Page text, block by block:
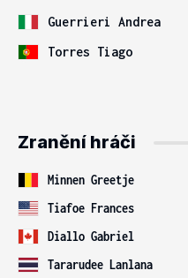
Guerrieri Andrea
Torres Tiago
Zranění hráči
Minnen Greetje
Tiafoe Frances
Diallo Gabriel
Tararudee Lanlana